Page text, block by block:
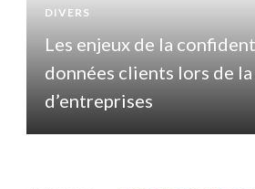
DIVERS
Les enjeux de la
données clients lors de
d’entreprises